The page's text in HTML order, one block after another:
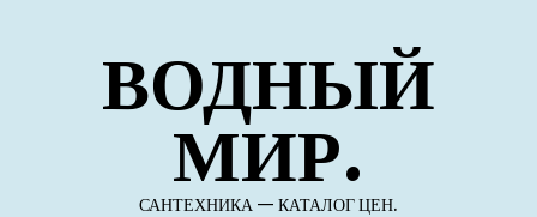
содержимомуВОДНЫЙ
МИР.
САНТЕХНИКА — КАТАЛОГ ЦЕН.